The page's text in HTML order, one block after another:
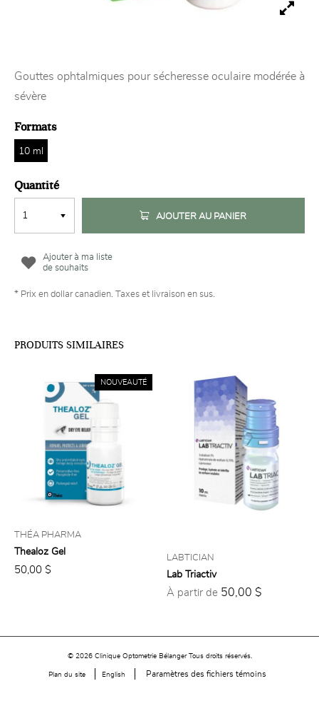
Gouttes ophtalmiques pour sécheresse oculaire modérée à
sévère
Formats
10 ml
Quantité
AJOUTER AU PANIER
Ajouter à ma liste
de souhaits
* Prix en dollar canadien. Taxes et livraison en sus.
PRODUITS SIMILAIRES
NOUVEAUTÉ
THÉA PHARMA
Thealoz Gel
50,00 $
LABTICIAN
Lab Triactiv
À partir de 50,00 $
© 2026 Clinique Optometrie Bélanger Tous droits réservés.
Plan du site English Paramètres des fichiers témoins